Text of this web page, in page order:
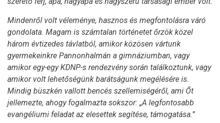
Mindenről volt véleménye, hasznos és megfontolásra váró
gondolata. Magam is számtalan történetet őrzök közel
három évtizedes távlatból, amikor közösen vártunk
gyermekeinkre Pannonhalmán a gimnáziumban, vagy
amikor egy-egy KDNP-s rendezvény során találkoztunk, vagy
amikor volt lehetőségünk barátságunk megélésére is.
Mindig büszkén vallott bencés szellemiségéről, ami Őt
jellemezte, ahogy fogalmazta sokszor: „A legfontosabb
evangéliumi feladat az elesettek segítése, támogatása.”